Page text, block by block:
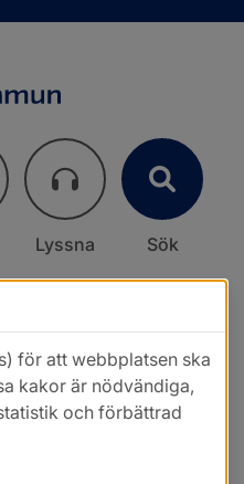
Lyssna Sök
för att webbplatsen ska
kakor är nödvändiga,
och förbättrad